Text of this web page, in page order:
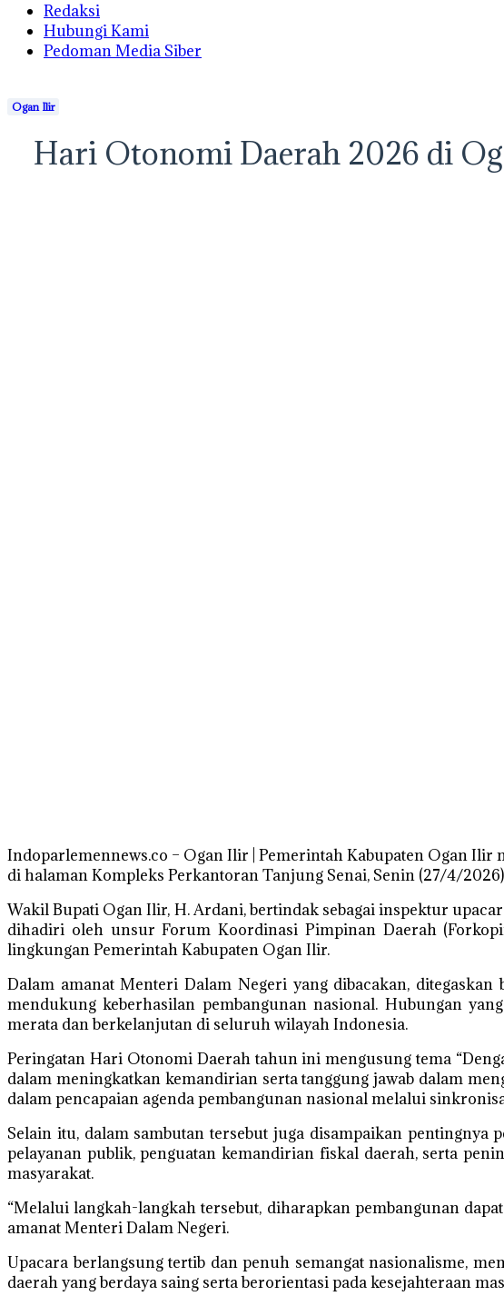
Redaksi
Hubungi Kami
Pedoman Media Siber
Ogan Ilir
Hari Otonomi Daerah 2026 di
Indoparlemennews.co – Ogan Ilir | Pemerintah Kabupaten Ogan
di halaman Kompleks Perkantoran Tanjung Senai, Senin (27/4/
Wakil Bupati Ogan Ilir, H. Ardani, bertindak sebagai inspektur
dihadiri oleh unsur Forum Koordinasi Pimpinan Daerah
lingkungan Pemerintah Kabupaten Ogan Ilir.
Dalam amanat Menteri Dalam Negeri yang dibacakan,
mendukung keberhasilan pembangunan nasional. Hubungan
merata dan berkelanjutan di seluruh wilayah Indonesia.
Peringatan Hari Otonomi Daerah tahun ini mengusung tema
dalam meningkatkan kemandirian serta tanggung jawab dalam
dalam pencapaian agenda pembangunan nasional melalui
Selain itu, dalam sambutan tersebut juga disampaikan
pelayanan publik, penguatan kemandirian fiskal daerah, serta
masyarakat.
“Melalui langkah-langkah tersebut, diharapkan pembangunan
amanat Menteri Dalam Negeri.
Upacara berlangsung tertib dan penuh semangat nasionalisme,
daerah yang berdaya saing serta berorientasi pada kesejahteraan